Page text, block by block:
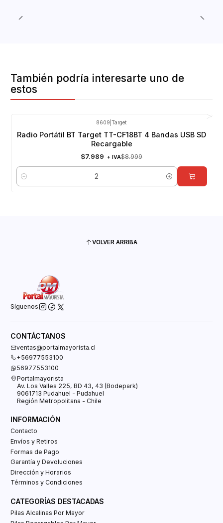
También podría interesarte uno de
estos
8609 Target
Radio Portátil BT Target TT-CF18BT 4 Bandas USB SD
Recargable
$7.989 + IVA$8.999
Cantidad
VOLVER ARRIBA
Síguenos
CONTÁCTANOS
ventas@portalmayorista.cl
+56977553100
56977553100
Portalmayorista
Av. Los Valles 225, BD 43, 43 (Bodepark)
9061713 Pudahuel - Pudahuel
Región Metropolitana - Chile
INFORMACIÓN
Contacto
Envíos y Retiros
Formas de Pago
Garantía y Devoluciones
Dirección y Horarios
Términos y Condiciones
CATEGORÍAS DESTACADAS
Pilas Alcalinas Por Mayor